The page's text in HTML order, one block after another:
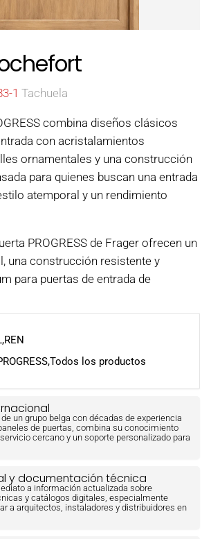
1 Tachuela
combina diseños clásicos
con acristalamientos
ornamentales y una construcción
para quienes buscan una entrada
atemporal y un rendimiento
PROGRESS de Frager ofrecen un
una construcción resistente y
para puertas de entrada de
,REN
Todos los productos
un grupo belga con décadas de experiencia
de puertas, combina su conocimiento
cercano y un soporte personalizado para
y documentación técnica
a información actualizada sobre
y catálogos digitales, especialmente
a arquitectos, instaladores y distribuidores en